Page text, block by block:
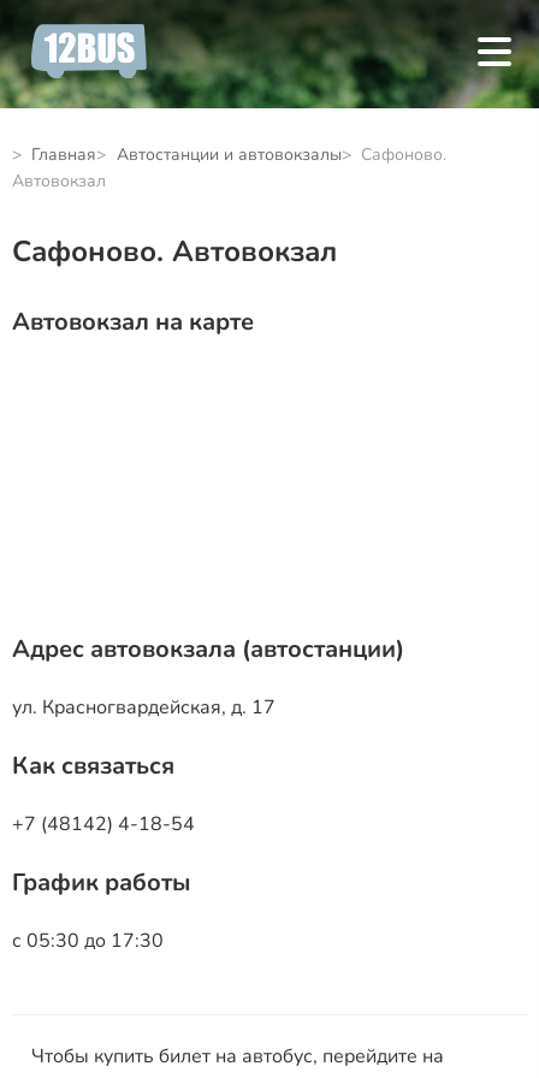
Главная Автостанции и автовокзалы
Сафоново.
Автовокзал
Сафоново. Автовокзал
Автовокзал на карте
Адрес автовокзала (автостанции)
ул. Красногвардейская, д. 17
Как связаться
+7 (48142) 4-18-54
График работы
с 05:30 до 17:30
Чтобы купить билет на автобус, перейдите на